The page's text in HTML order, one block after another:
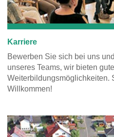
Karriere
Bewerben Sie sich bei uns
unseres Teams, wir bieten
Weiterbildungsmöglichkeiten.
Willkommen!